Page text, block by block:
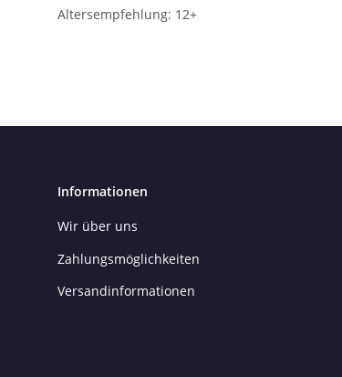
Altersempfehlung: 12+
Informationen
Wir über uns
Zahlungsmöglichkeiten
Versandinformationen